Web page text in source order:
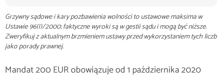
Grzywny sądowe i kary pozbawienia wolności to ustawowe maksima w
Ustawie 96(I)/2000; faktyczne wyroki są w gestii sądu i mogą być niższe.
Zweryfikuj z aktualnym brzmieniem ustawy przed wykorzystaniem tych liczb
jako porady prawnej.
Mandat 200 EUR obowiązuje od 1 października 2020